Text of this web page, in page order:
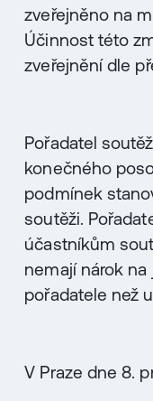
zveřejněno na
Účinnost této
zveřejnění dle
Pořadatel
konečného
podmínek
soutěži.
účastníkům
nemají nárok
pořadatele než
V Praze dne 8.